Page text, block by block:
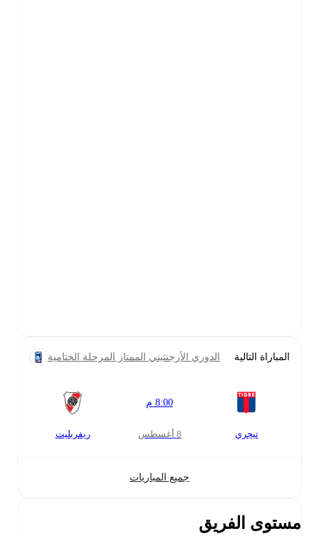
المباراة التالية الدوري الأرجنتيني الممتاز المرحلة الختامية
تيجري
8:00 م
8 أغسطس ريفربليت
جميع المباريات
مستوى الفريق